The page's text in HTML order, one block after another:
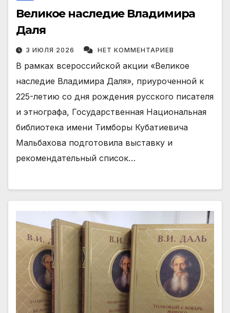
Великое наследие Владимира
Даля
3 ИЮЛЯ 2026 НЕТ КОММЕНТАРИЕВ
В рамках всероссийской акции «Великое
наследие Владимира Даля», приуроченной к
225-летию со дня рождения русского писателя
и этнографа, Государственная Национальная
библиотека имени Тимборы Кубатиевича
Мальбахова подготовила выставку и
рекомендательный список…